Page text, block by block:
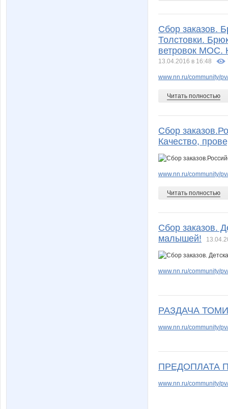
Сбор заказов.
Толстовки.
ветровок МОС.
13.04.2016 в 16:48
www.nn.ru/community/
Читать полностью
Сбор
Качество,
www.nn.ru/community/
Читать полностью
Сбор заказов.
малышей!
www.nn.ru/community/
РАЗДАЧА
www.nn.ru/community/
ПРЕДОПЛАТА
www.nn.ru/community/